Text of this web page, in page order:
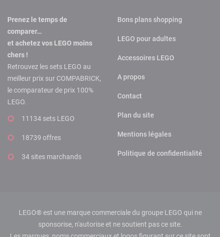
Prenez le temps de
comparer…
et achetez vos LEGO moins
chers !
Retrouvez les sets LEGO au
meilleur prix sur COMPABRICK,
le comparateur de prix 100%
LEGO.
11134 sets LEGO
18739 offres
34 sites marchands
Bons plans shopping
LEGO pour adultes
Accessoires LEGO
A propos
Contact
Plan du site
Mentions légales
Politique de confidentialité
LEGO® est une marque commerciale du groupe LEGO qui ne
sponsorise, n'autorise et ne soutient pas ce site.